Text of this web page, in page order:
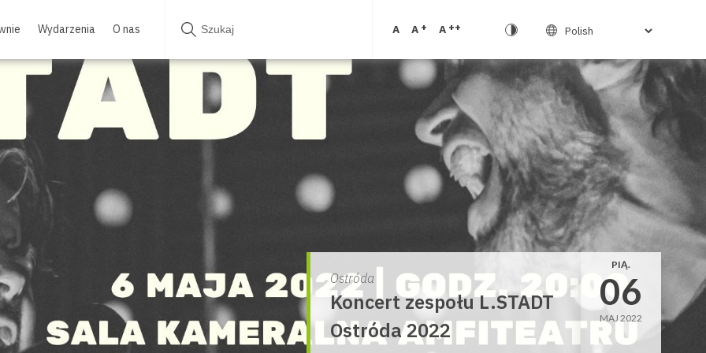
Wydarzenia O nas A A + A ++
Ostróda
Koncert zespołu L.STADT
Ostróda 2022
PIĄ.
06
MAJ 2022